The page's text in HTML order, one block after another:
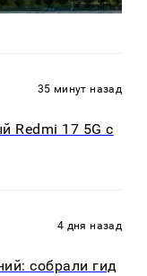
35 минут назад
Redmi 17 5G с
4 дня назад
собрали гид